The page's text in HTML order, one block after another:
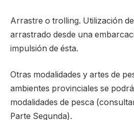
Arrastre o trolling. Utilización
arrastrado desde una
impulsión de ésta.
Otras modalidades y artes de
ambientes provinciales se
modalidades de pesca
Parte Segunda).